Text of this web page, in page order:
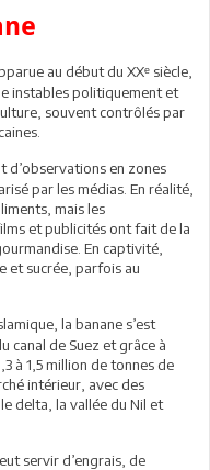
au début du XXᵉ siècle,
instables politiquement et
souvent contrôlés par
d’observations en zones
par les médias. En réalité,
mais les
et publicités ont fait de la
En captivité,
et sucrée, parfois au
la banane s’est
canal de Suez et grâce à
à 1,5 million de tonnes de
intérieur, avec des
delta, la vallée du Nil et
servir d’engrais, de